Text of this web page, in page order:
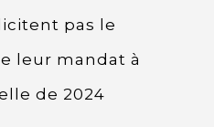
pas le
leur mandat à
de 2024